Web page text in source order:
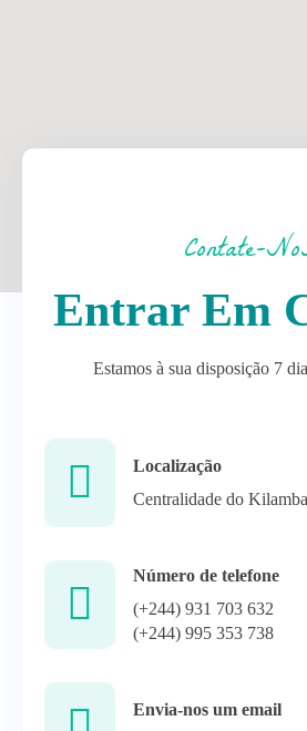
Contate-
Entrar Em
Estamos à sua disposição 7
Localização
Centralidade do
Número de telefone
(+244) 931 703 632
(+244) 995 353 738
Envia-nos um email